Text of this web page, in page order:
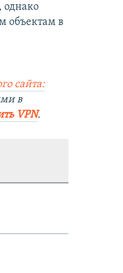
однако
объектам в
сайта:
в
VPN.